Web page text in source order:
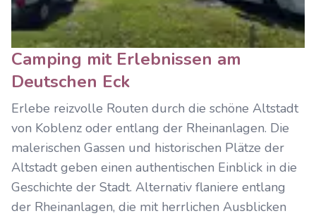
Camping mit Erlebnissen am
Deutschen Eck
Erlebe reizvolle Routen durch die schöne Altstadt
von Koblenz oder entlang der Rheinanlagen. Die
malerischen Gassen und historischen Plätze der
Altstadt geben einen authentischen Einblick in die
Geschichte der Stadt. Alternativ flaniere entlang
der Rheinanlagen, die mit herrlichen Ausblicken